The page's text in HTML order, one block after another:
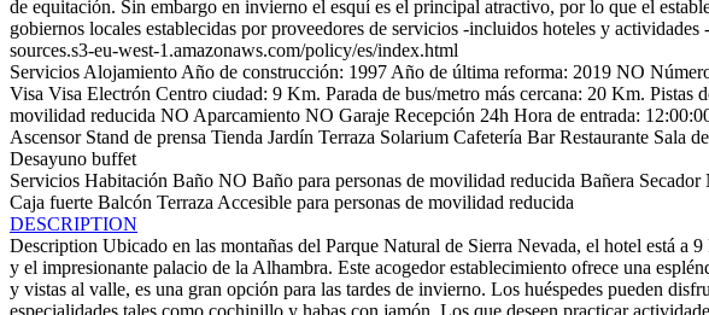
de equitación. Sin embargo en invierno el esquí es el principal atractivo, por lo que el
gobiernos locales establecidas por proveedores de servicios -incluidos hoteles y
sources.s3-eu-west-1.amazonaws.com/policy/es/index.html
Servicios Alojamiento Año de construcción: 1997 Año de última reforma: 2019 NO
Visa Visa Electrón Centro ciudad: 9 Km. Parada de bus/metro más cercana: 20 Km. Pistas
movilidad reducida NO Aparcamiento NO Garaje Recepción 24h Hora de entrada:
Ascensor Stand de prensa Tienda Jardín Terraza Solarium Cafetería Bar Restaurante Sala
Desayuno buffet
Servicios Habitación Baño NO Baño para personas de movilidad reducida Bañera Secador
Caja fuerte Balcón Terraza Accesible para personas de movilidad reducida
DESCRIPTION
Description Ubicado en las montañas del Parque Natural de Sierra Nevada, el hotel está
y el impresionante palacio de la Alhambra. Este acogedor establecimiento ofrece una
y vistas al valle, es una gran opción para las tardes de invierno. Los huéspedes pueden
especialidades tales como cochinillo y habas con jamón. Los que deseen practicar